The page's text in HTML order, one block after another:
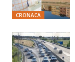
CRONACA